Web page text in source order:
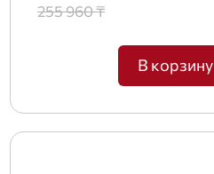
255 960 ₸
В корзину